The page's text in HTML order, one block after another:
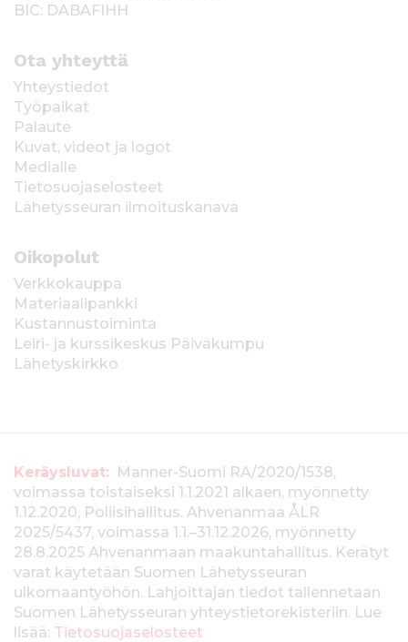
BIC: DABAFIHH
Ota yhteyttä
Yhteystiedot
Työpaikat
Palaute
Kuvat, videot ja logot
Medialle
Tietosuojaselosteet
Lähetysseuran ilmoituskanava
Oikopolut
Verkkokauppa
Materiaalipankki
Kustannustoiminta
Leiri- ja kurssikeskus Päiväkumpu
Lähetyskirkko
T
i
e
d
o
Keräysluvat: Manner-Suomi RA/2020/1538,
voimassa toistaiseksi 1.1.2021 alkaen, myönnetty
1.12.2020, Poliisihallitus. Ahvenanmaa ÅLR
2025/5437, voimassa 1.1.–31.12.2026, myönnetty
28.8.2025 Ahvenanmaan maakuntahallitus. Kerätyt
varat käytetään Suomen Lähetysseuran
ulkomaantyöhön. Lahjoittajan tiedot tallennetaan
Suomen Lähetysseuran yhteystietorekisteriin. Lue
lisää: Tietosuojaselosteet